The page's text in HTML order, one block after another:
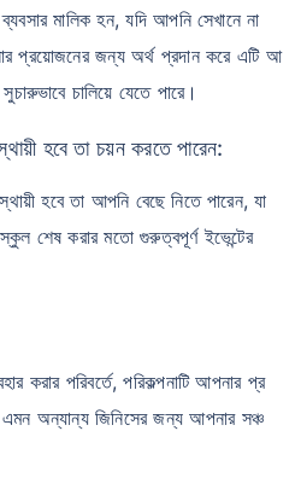
মালিক হন, যদি আপনি সেখানে না
প্রয়োজনের জন্য অর্থ প্রদান করে এটি আ
চালিয়ে যেতে পারে।
হবে তা চয়ন করতে পারেন:
হবে তা আপনি বেছে নিতে পারেন, যা
স্কুল শেষ করার মতো গুরুত্বপূর্ণ ইভেন্টের
করার পরিবর্তে, পরিকল্পনাটি আপনার প্র
অন্যান্য জিনিসের জন্য আপনার সঞ্চ
বেছে নিন
ইন্স্যুরেন্সের শুরুর দাম — ধূমপান না করা, পূর্ব-বিদ্যমান কোনো রোগ নেই
হল ১ কোটির টার্ম লাইফ ইন্স্যুরেন্সের শুরুর দাম — ধূমপান না করা,